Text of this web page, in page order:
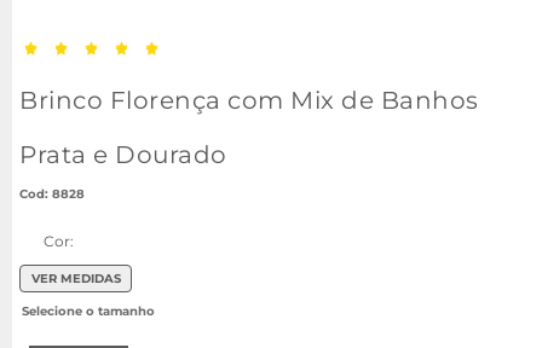
Brinco Florença com Mix de Banhos
Prata e Dourado
: 8828
Cor:
VER MEDIDAS